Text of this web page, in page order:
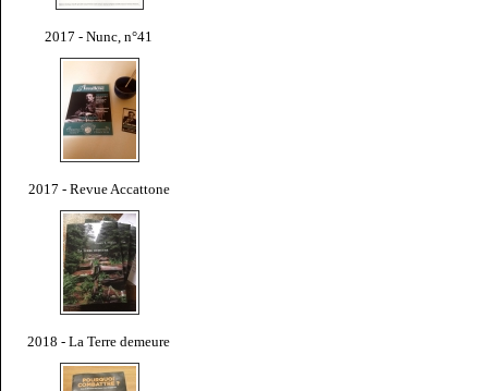
2017 - Nunc, n°41
2017 - Revue Accattone
2018 - La Terre demeure